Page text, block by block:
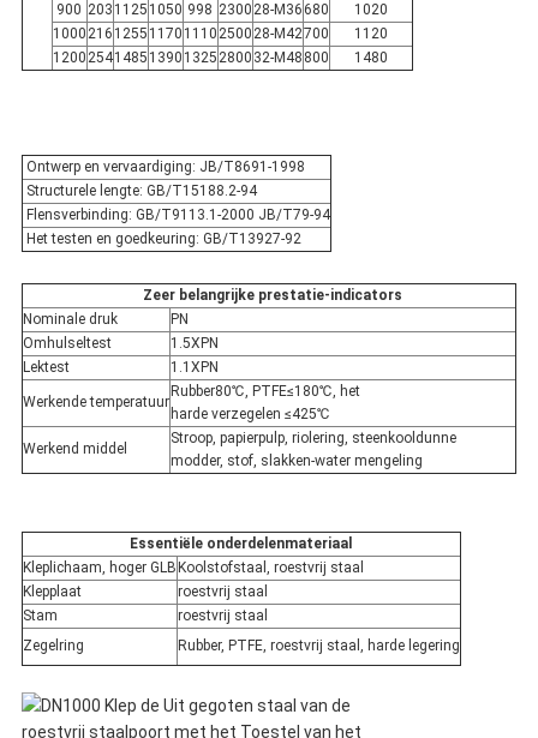
900 203 1125 1050 998 230028-M36680
1020
1000216 1255 1170 1110250028-M42700
1120
12002541485 1390 13252800 32-M48 800 1480
Ontwerp en vervaardiging: JB/T8691-1998
Structurele lengte: GB/T15188.2-94
Flensverbinding: GB/T9113.1-2000 JB/T79-94
Het testen en goedkeuring: GB/T13927-92
Zeer belangrijke prestatie-indicators
Nominale druk
PN
Omhulseltest
1.5XPN
Lektest
1.1XPN
Werkende temperatuur
Rubber80℃, PTFE≤180℃, het
harde verzegelen ≤425℃
Werkend middel
Stroop, papierpulp, riolering, steenkooldunne
modder, stof, slakken-water mengeling
Essentiële onderdelenmateriaal
Kleplichaam, hoger GLB Koolstofstaal, roestvrij staal
Klepplaat
roestvrij staal
Stam
roestvrij staal
Zegelring
Rubber, PTFE, roestvrij staal, harde legering